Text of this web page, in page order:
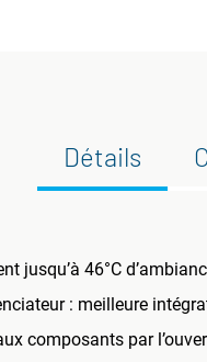
Détails
jusqu’à 46°C
: meilleure
composants par